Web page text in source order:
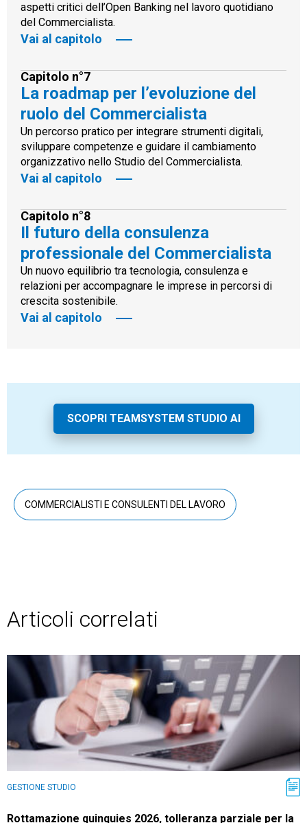
aspetti critici dell’Open Banking nel lavoro quotidiano
del Commercialista.
Vai al capitolo
Capitolo n°7
La roadmap per l’evoluzione del
ruolo del Commercialista
Un percorso pratico per integrare strumenti digitali,
sviluppare competenze e guidare il cambiamento
organizzativo nello Studio del Commercialista.
Vai al capitolo
Capitolo n°8
Il futuro della consulenza
professionale del Commercialista
Un nuovo equilibrio tra tecnologia, consulenza e
relazioni per accompagnare le imprese in percorsi di
crescita sostenibile.
Vai al capitolo
SCOPRI TEAMSYSTEM STUDIO AI
COMMERCIALISTI E CONSULENTI DEL LAVORO
Articoli correlati
GESTIONE STUDIO
Rottamazione quinquies 2026, tolleranza parziale per la